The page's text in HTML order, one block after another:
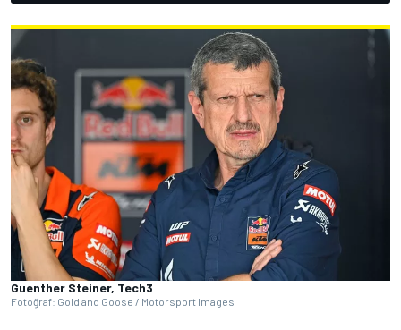
Guenther Steiner, Tech3
Fotoğraf: Gold and Goose / Motorsport Images